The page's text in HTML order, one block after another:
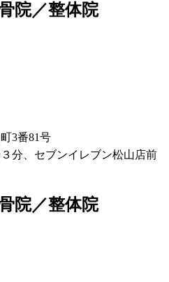
院／整体院
3番81号
分、セブンイレブン松山店前
院／整体院